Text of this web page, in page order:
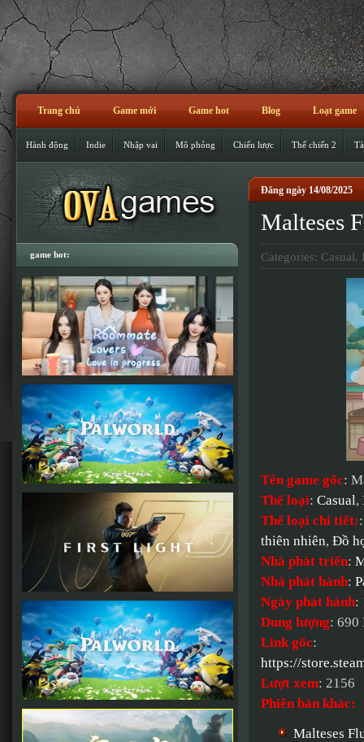
Trang chủ Game mới Game hot Blog Loạt game
Hành động Indie Nhập vai Mô phỏng Chiến lược Thế chiến 2
Đăng ngày 14/08/2025
Malteses
Categories: Casual,
Tên game gốc:
Thể loại: Casual,
Thể loại chi tiết:
thiên nhiên, Đồ
Nhà phát triển:
Nhà phát hành:
Ngày phát hành:
Dung lượng: 690
Link gốc:
https://
Lượt xem: 2156
Phiên bản khác:
Malteses
game hot: